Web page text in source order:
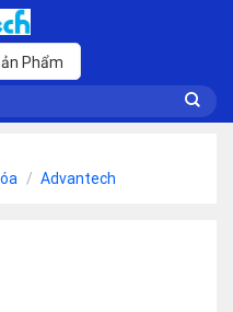
Phẩm
/ Advantech